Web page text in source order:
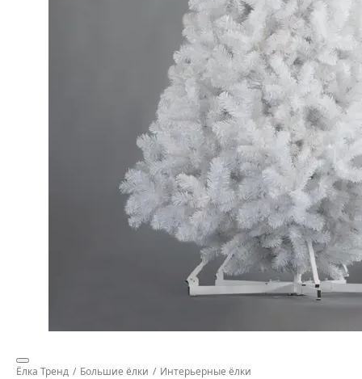
Ёлка Тренд Большие ёлки Интерьерные ёлки